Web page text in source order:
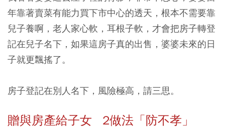
年靠著賣菜有能力買下市中心的透天，根本不需要靠
兒子養啊，老人家心軟，耳根子軟，才會把房子轉登
記在兒子名下，如果這房子真的出售，婆婆未來的日
子就更飄搖了。
房子登記在別人名下，風險極高，請三思。
贈與房產給子女 2做法「防不孝」